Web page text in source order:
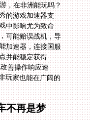
不再是梦